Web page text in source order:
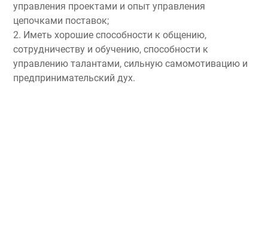
управления проектами и опыт управления
цепочками поставок;
2. Иметь хорошие способности к общению,
сотрудничеству и обучению, способности к
управлению талантами, сильную самомотивацию и
предпринимательский дух.